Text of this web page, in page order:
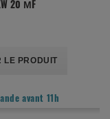
20 ΜF
LE PRODUIT
avant 11h